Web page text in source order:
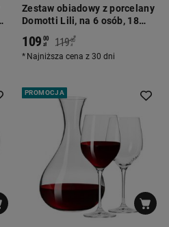
Zestaw obiadowy z porcelany
Domotti Lili, na 6 osób, 18
109 00
zł 119 00
zł
*
Najniższa cena z 30 dni
PROMOCJA